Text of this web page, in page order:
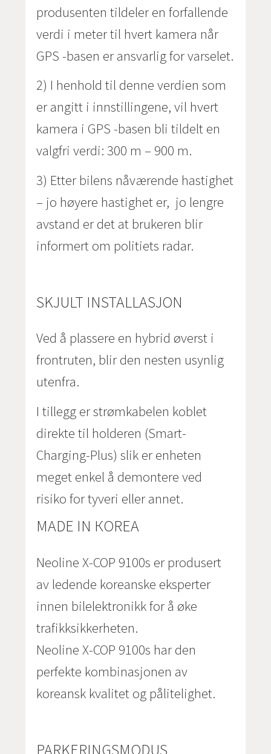
produsenten tildeler en forfallende
verdi i meter til hvert kamera når
GPS -basen er ansvarlig for varselet.
2) I henhold til denne verdien som
er angitt i innstillingene, vil hvert
kamera i GPS -basen bli tildelt en
valgfri verdi: 300 m – 900 m.
3) Etter bilens nåværende hastighet
– jo høyere hastighet er, jo lengre
avstand er det at brukeren blir
informert om politiets radar.
SKJULT INSTALLASJON
Ved å plassere en hybrid øverst i
frontruten, blir den nesten usynlig
utenfra.
I tillegg er strømkabelen koblet
direkte til holderen (Smart-
Charging-Plus) slik er enheten
meget enkel å demontere ved
risiko for tyveri eller annet.
MADE IN КOREA
Neoline X-COP 9100s er produsert
av ledende koreanske eksperter
innen bilelektronikk for å øke
trafikksikkerheten.
Neoline X-COP 9100s har den
perfekte kombinasjonen av
koreansk kvalitet og pålitelighet.
PARKERINGSMODUS